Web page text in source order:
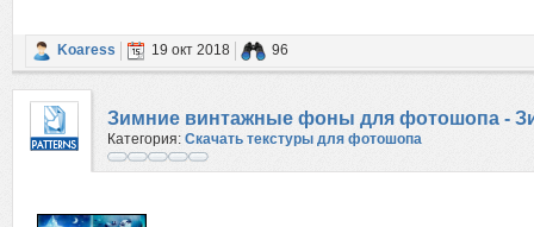
Koaress 19 окт 2018 96
Зимние винтажные фоны для фотошопа -
Категория: Скачать текстуры для фотошопа